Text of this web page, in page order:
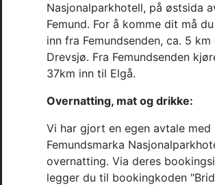
Nasjonalparkhotell, på østsida
Femund. For å komme dit må
inn fra Femundsenden, ca. 5
Drevsjø. Fra Femundsenden
37km inn til Elgå.
Overnatting, mat og drikke:
Vi har gjort en egen avtale med
Femundsmarka
overnatting. Via deres
legger du til bookingkoden